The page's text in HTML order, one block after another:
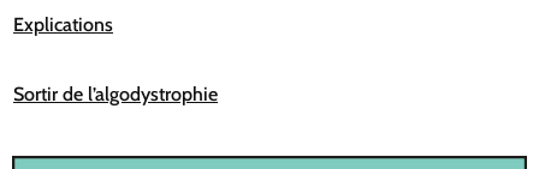
Explications
Sortir de l’algodystrophie